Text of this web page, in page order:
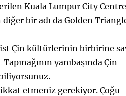
Kuala Lumpur City
bir adı da Golden
Çin kültürlerinin birbirine
yanıbaşında Çin
etmeniz gerekiyor. Çoğu